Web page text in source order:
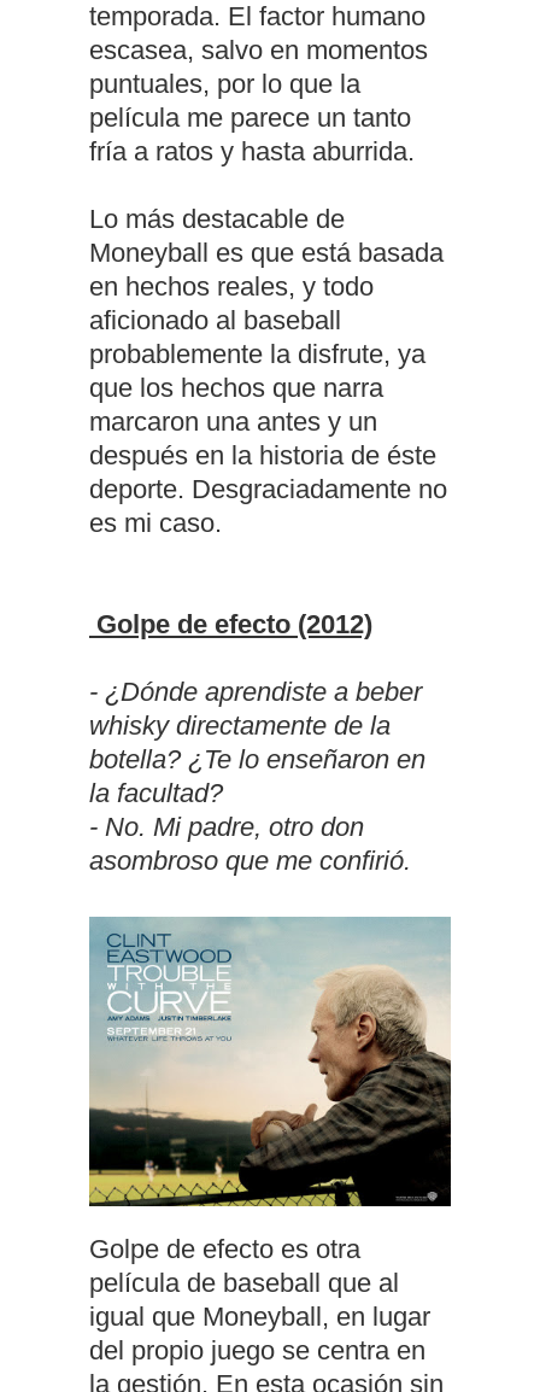
temporada. El factor humano
escasea, salvo en momentos
puntuales, por lo que la
película me parece un tanto
fría a ratos y hasta aburrida.
Lo más destacable de
Moneyball es que está basada
en hechos reales, y todo
aficionado al baseball
probablemente la disfrute, ya
que los hechos que narra
marcaron una antes y un
después en la historia de éste
deporte. Desgraciadamente no
es mi caso.
Golpe de efecto (2012)
- ¿Dónde aprendiste a beber
whisky directamente de la
botella? ¿Te lo enseñaron en
la facultad?
- No. Mi padre, otro don
asombroso que me confirió.
Golpe de efecto es otra
película de baseball que al
igual que Moneyball, en lugar
del propio juego se centra en
la gestión. En esta ocasión sin